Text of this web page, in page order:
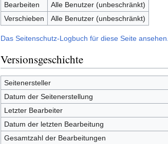
Bearbeiten
Alle Benutzer (unbeschränkt)
Verschieben
Alle Benutzer (unbeschränkt)
Das Seitenschutz-Logbuch für diese Seite ansehen.
Versionsgeschichte
Seitenersteller
Datum der Seitenerstellung
Letzter Bearbeiter
Datum der letzten Bearbeitung
Gesamtzahl der Bearbeitungen